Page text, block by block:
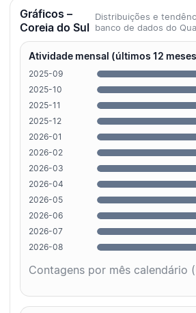
Gráficos –
Coreia do Sul
Distribuições e
banco de dados do
Atividade mensal (últimos 12
2025-09
2025-10
2025-11
2025-12
2026-01
2026-02
2026-03
2026-04
2026-05
2026-06
2026-07
2026-08
Contagens por mês calendário